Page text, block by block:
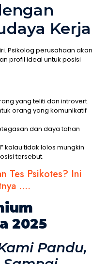
Kerja
Psikolog perusahaan akan
profil ideal untuk posisi
yang teliti dan introvert.
orang yang komunikatif
dan daya tahan
kalau tidak lolos mungkin
tersebut.
Tes Psikotes? Ini
….
2025
Pandu,